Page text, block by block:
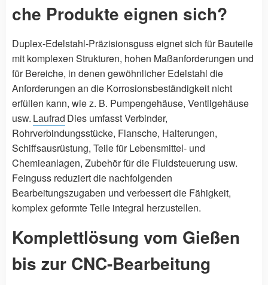
che Produkte eignen sich?
Duplex-Edelstahl-Präzisionsguss eignet sich für Bauteile
mit komplexen Strukturen, hohen Maßanforderungen und
für Bereiche, in denen gewöhnlicher Edelstahl die
Anforderungen an die Korrosionsbeständigkeit nicht
erfüllen kann, wie z. B. Pumpengehäuse, Ventilgehäuse
usw. Laufrad Dies umfasst Verbinder,
Rohrverbindungsstücke, Flansche, Halterungen,
Schiffsausrüstung, Teile für Lebensmittel- und
Chemieanlagen, Zubehör für die Fluidsteuerung usw.
Feinguss reduziert die nachfolgenden
Bearbeitungszugaben und verbessert die Fähigkeit,
komplex geformte Teile integral herzustellen.
Komplettlösung vom Gießen
bis zur CNC-Bearbeitung